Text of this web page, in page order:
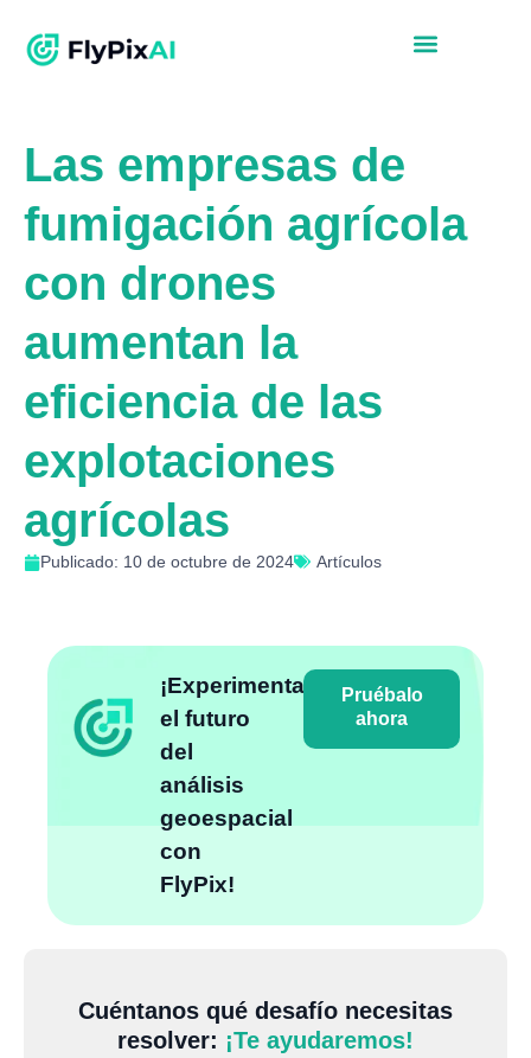
Las empresas de
fumigación agrícola
con drones
aumentan la
eficiencia de las
explotaciones
agrícolas
Publicado: 10 de octubre de 2024 Artículos
¡Experimenta
el futuro
del
análisis
geoespacial
con
FlyPix!
Pruébalo
ahora
Cuéntanos qué desafío necesitas
resolver: ¡Te ayudaremos!